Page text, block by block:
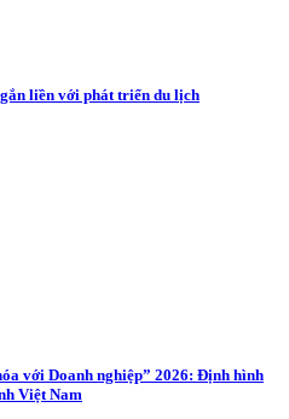
liền với phát triển du lịch
với Doanh nghiệp” 2026: Định hình
Việt Nam